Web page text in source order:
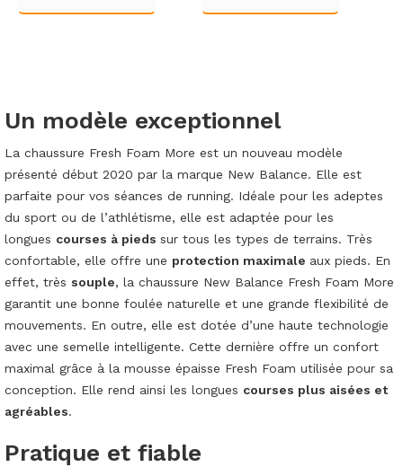
Un modèle exceptionnel
La chaussure Fresh Foam More est un nouveau modèle
présenté début 2020 par la marque New Balance. Elle est
parfaite pour vos séances de running. Idéale pour les adeptes
du sport ou de l’athlétisme, elle est adaptée pour les
longues courses à pieds sur tous les types de terrains. Très
confortable, elle offre une protection maximale aux pieds. En
effet, très souple, la chaussure New Balance Fresh Foam More
garantit une bonne foulée naturelle et une grande flexibilité de
mouvements. En outre, elle est dotée d’une haute technologie
avec une semelle intelligente. Cette dernière offre un confort
maximal grâce à la mousse épaisse Fresh Foam utilisée pour sa
conception. Elle rend ainsi les longues courses plus aisées et
agréables.
Pratique et fiable